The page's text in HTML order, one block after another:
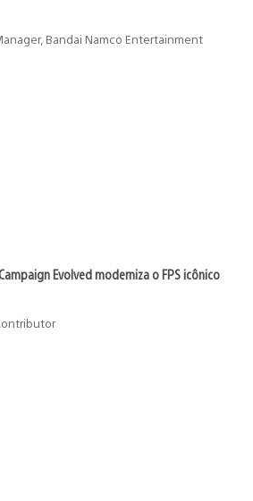
Bandai Namco Entertainment
Evolved moderniza o FPS icônico